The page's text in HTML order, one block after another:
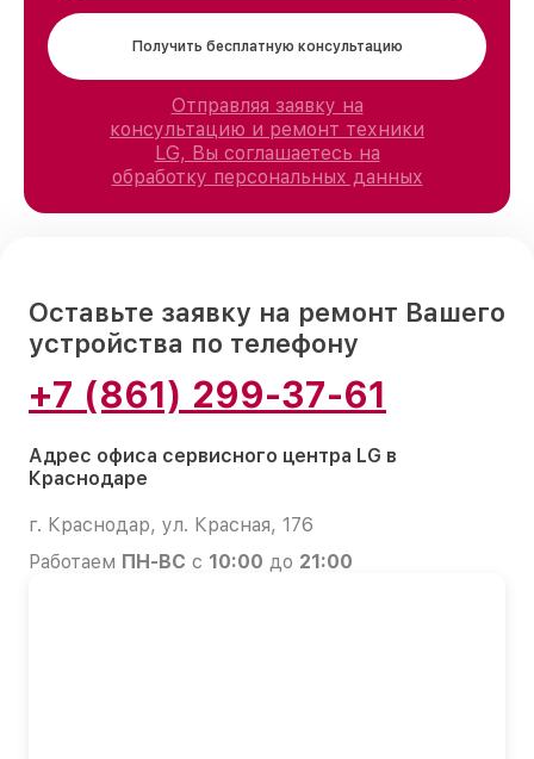
Получить бесплатную консультацию
Отправляя заявку на
консультацию и ремонт техники
LG, Вы соглашаетесь на
обработку персональных данных
Оставьте заявку на ремонт Вашего
устройства по телефону
+7 (861) 299-37-61
Адрес офиса сервисного центра LG в
Краснодаре
г. Краснодар, ул. Красная, 176
Работаем ПН-ВС с 10:00 до 21:00